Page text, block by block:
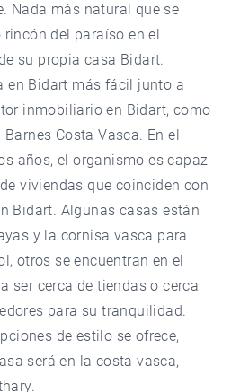
Nada más natural que se
del paraíso en el
su propia casa Bidart.
en Bidart más fácil junto a
inmobiliario en Bidart, como
Costa Vasca. En el
años, el organismo es capaz
viviendas que coinciden con
Bidart. Algunas casas están
y la cornisa vasca para
otros se encuentran en el
ser cerca de tiendas o cerca
para su tranquilidad.
de estilo se ofrece,
será en la costa vasca,